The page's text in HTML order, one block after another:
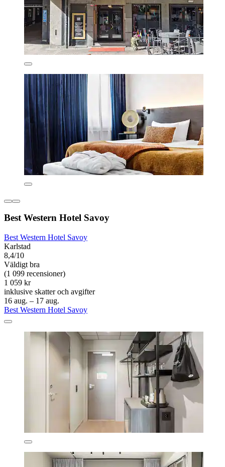
Best Western Hotel Savoy
Best Western Hotel Savoy
Karlstad
8,4/10
Väldigt bra
(1 099 recensioner)
1 059 kr
inklusive skatter och avgifter
16 aug. – 17 aug.
Best Western Hotel Savoy